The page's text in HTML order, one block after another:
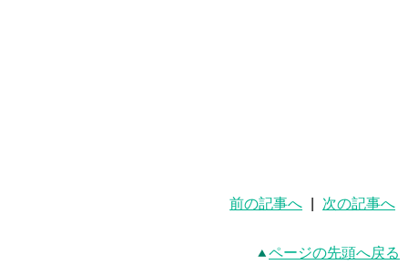
前の記事へ 次の記事へ
ページの先頭へ戻る